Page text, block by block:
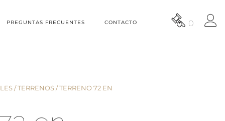
PREGUNTAS FRECUENTES CONTACTO 0
/TERRENOS / TERRENO 72 EN